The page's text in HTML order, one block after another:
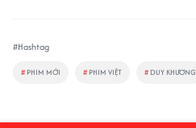
#Hashtag
# PHIM MỚI # PHIM VIỆT # DUY KHƯƠNG